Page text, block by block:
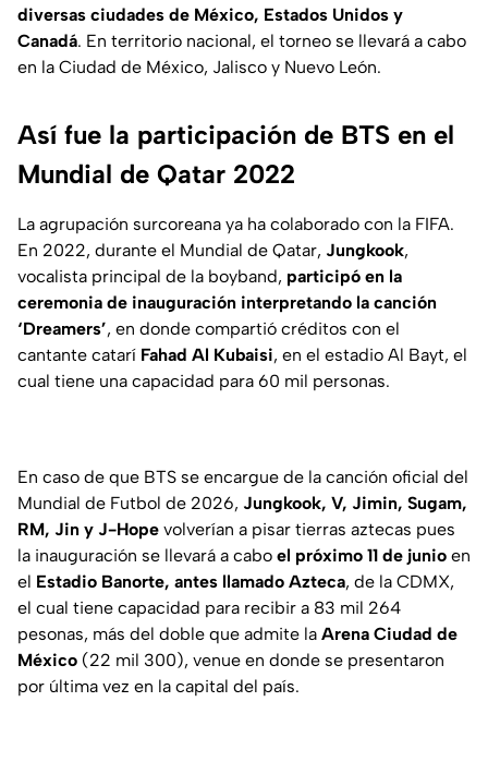
diversas ciudades de México, Estados Unidos y
Canadá. En territorio nacional, el torneo se llevará a cabo
en la Ciudad de México, Jalisco y Nuevo León.
Así fue la participación de BTS en el
Mundial de Qatar 2022
La agrupación surcoreana ya ha colaborado con la FIFA.
En 2022, durante el Mundial de Qatar, Jungkook,
vocalista principal de la boyband, participó en la
ceremonia de inauguración interpretando la canción
‘Dreamers’, en donde compartió créditos con el
cantante catarí Fahad Al Kubaisi, en el estadio Al Bayt, el
cual tiene una capacidad para 60 mil personas.
En caso de que BTS se encargue de la canción oficial del
Mundial de Futbol de 2026, Jungkook, V, Jimin, Sugam,
RM, Jin y J-Hope volverían a pisar tierras aztecas pues
la inauguración se llevará a cabo el próximo 11 de junio en
el Estadio Banorte, antes llamado Azteca, de la CDMX,
el cual tiene capacidad para recibir a 83 mil 264
pesonas, más del doble que admite la Arena Ciudad de
México (22 mil 300), venue en donde se presentaron
por última vez en la capital del país.